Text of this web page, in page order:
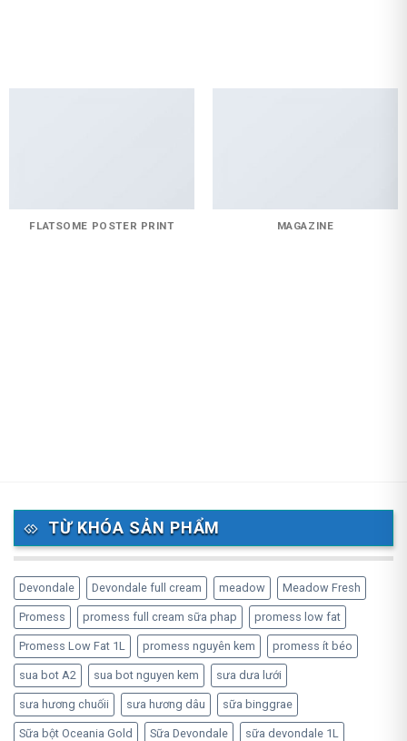
FLATSOME POSTER PRINT MAGAZINE
TỪ KHÓA SẢN PHẨM
Devondale Devondale full cream meadow Meadow Fresh
Promess promess full cream sữa phap promess low fat
Promess Low Fat 1L promess nguyên kem promess ít béo
sua bot A2 sua bot nguyen kem sưa dưa lưới
sưa hương chuốii sưa hương dâu sữa binggrae
Sữa bột Oceania Gold Sữa Devondale sữa devondale 1L